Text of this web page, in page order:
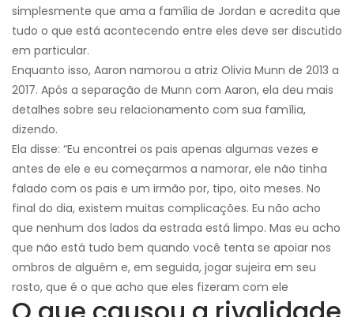
simplesmente que ama a família de Jordan e acredita que
tudo o que está acontecendo entre eles deve ser discutido
em particular.
Enquanto isso, Aaron namorou a atriz Olivia Munn de 2013 a
2017. Após a separação de Munn com Aaron, ela deu mais
detalhes sobre seu relacionamento com sua família,
dizendo.
Ela disse: “Eu encontrei os pais apenas algumas vezes e
antes de ele e eu começarmos a namorar, ele não tinha
falado com os pais e um irmão por, tipo, oito meses. No
final do dia, existem muitas complicações. Eu não acho
que nenhum dos lados da estrada está limpo. Mas eu acho
que não está tudo bem quando você tenta se apoiar nos
ombros de alguém e, em seguida, jogar sujeira em seu
rosto, que é o que acho que eles fizeram com ele